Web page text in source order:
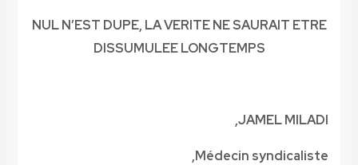
NUL N’EST DUPE, LA VERITE NE
DISSUMULEE